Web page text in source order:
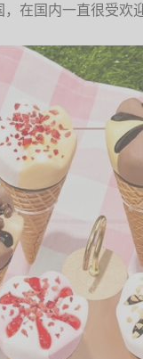
在国内一直很受欢